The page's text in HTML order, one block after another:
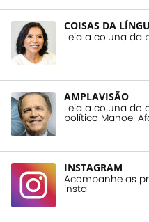
COISAS DA
Leia a coluna da
AMPLAVISÃO
Leia a coluna do
político Manoel
INSTAGRAM
Acompanhe as
insta